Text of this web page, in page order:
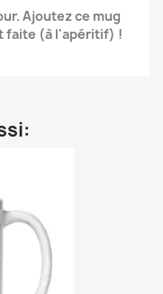
Ajoutez ce mug
faite (à l'apéritif) !